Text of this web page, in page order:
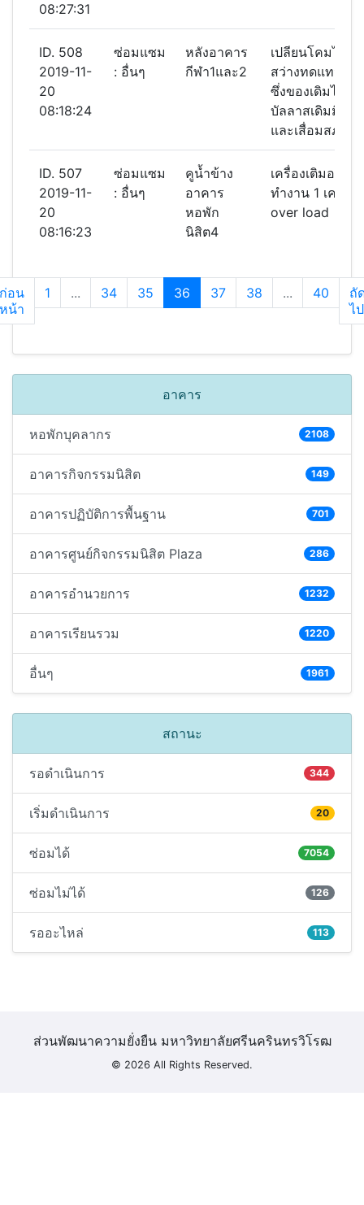
08:27:31
ID. 508
2019-11-
20
08:18:24
ซ่อมแซม
: อื่นๆ
หลังอาคาร
กีฬา1และ2
เปลียนโคมไฟแ
สว่างทดแทนขอ
ซึ่งของเดิมไม่ติ
บัลลาสเดิมมีเสีย
และเสื่อมสภาพ
ID. 507
2019-11-
20
08:16:23
ซ่อมแซม
: อื่นๆ
คูน้ำข้าง
อาคาร
หอพัก
นิสิต4
เครื่องเติมอากา
ทำงาน 1 เครื่อง
over load
อน
น้า
1 ... 34 35 36 37 38 ... 40
ถั
ไป
อาคาร
หอพักบุคลากร 2108
อาคารกิจกรรมนิสิต 149
อาคารปฏิบัติการพื้นฐาน 701
อาคารศูนย์กิจกรรมนิสิต Plaza 286
อาคารอำนวยการ 1232
อาคารเรียนรวม 1220
อื่นๆ 1961
สถานะ
รอดำเนินการ 344
เริ่มดำเนินการ 20
ซ่อมได้ 7054
ซ่อมไม่ได้ 126
รออะไหล่ 113
ส่วนพัฒนาความยั่งยืน มหาวิทยาลัยศรีนครินทรวิโรฒ
© 2026 All Rights Reserved.